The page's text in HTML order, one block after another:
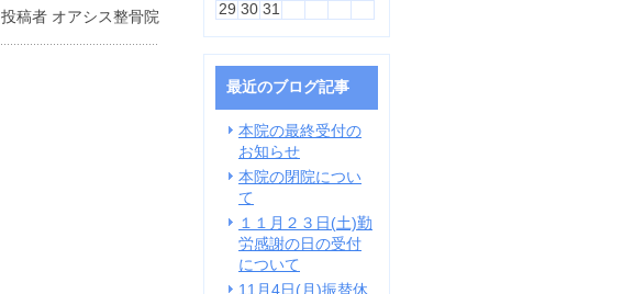
投稿者 オアシス整骨院
29 30 31
最近のブログ記事
本院の最終受付の
お知らせ
本院の閉院につい
て
１１月２３日(土)勤
労感謝の日の受付
について
11月4日(月)振替休